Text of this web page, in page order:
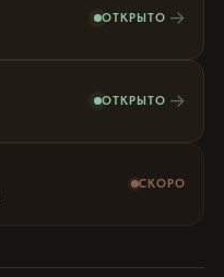
ОТКРЫТО →
ОТКРЫТО →
СКОРО